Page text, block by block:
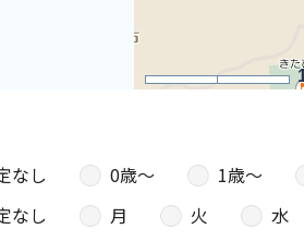
なし 0歳〜 1歳〜
なし 月 火 水